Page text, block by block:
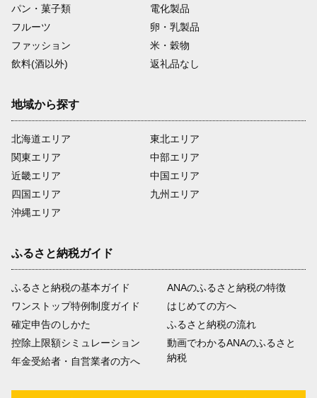
パン・菓子類
電化製品
フルーツ
卵・乳製品
ファッション
米・穀物
飲料(酒以外)
返礼品なし
地域から探す
北海道エリア
関東エリア
近畿エリア
四国エリア
沖縄エリア
東北エリア
中部エリア
中国エリア
九州エリア
ふるさと納税ガイド
ふるさと納税の基本ガイド
ワンストップ特例制度ガイド
確定申告のしかた
控除上限額シミュレーション
年金受給者・自営業者の方へ
ANAのふるさと納税の特徴
はじめての方へ
ふるさと納税の流れ
動画でわかるANAのふるさと
納税